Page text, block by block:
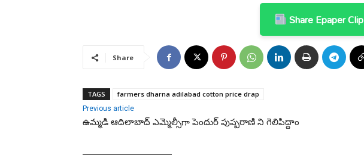
Share Epaper Clip
Share
TAGS farmers dharna adilabad cotton price drap
Previous article
ఉమ్మడి ఆదిలాబాద్ ఎమ్మెల్సీగా పెందుర్ పుష్పరాణి ని గెలిపిద్దాం